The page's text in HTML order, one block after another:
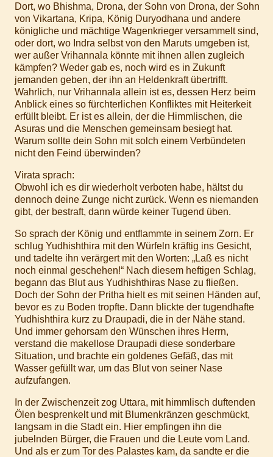
Dort, wo Bhishma, Drona, der Sohn von Drona, der Sohn
von Vikartana, Kripa, König Duryodhana und andere
königliche und mächtige Wagenkrieger versammelt sind,
oder dort, wo Indra selbst von den Maruts umgeben ist,
wer außer Vrihannala könnte mit ihnen allen zugleich
kämpfen? Weder gab es, noch wird es in Zukunft
jemanden geben, der ihn an Heldenkraft übertrifft.
Wahrlich, nur Vrihannala allein ist es, dessen Herz beim
Anblick eines so fürchterlichen Konfliktes mit Heiterkeit
erfüllt bleibt. Er ist es allein, der die Himmlischen, die
Asuras und die Menschen gemeinsam besiegt hat.
Warum sollte dein Sohn mit solch einem Verbündeten
nicht den Feind überwinden?
Virata sprach:
Obwohl ich es dir wiederholt verboten habe, hältst du
dennoch deine Zunge nicht zurück. Wenn es niemanden
gibt, der bestraft, dann würde keiner Tugend üben.
So sprach der König und entflammte in seinem Zorn. Er
schlug Yudhishthira mit den Würfeln kräftig ins Gesicht,
und tadelte ihn verärgert mit den Worten: „Laß es nicht
noch einmal geschehen!“ Nach diesem heftigen Schlag,
begann das Blut aus Yudhishthiras Nase zu fließen.
Doch der Sohn der Pritha hielt es mit seinen Händen auf,
bevor es zu Boden tropfte. Dann blickte der tugendhafte
Yudhishthira kurz zu Draupadi, die in der Nähe stand.
Und immer gehorsam den Wünschen ihres Herrn,
verstand die makellose Draupadi diese sonderbare
Situation, und brachte ein goldenes Gefäß, das mit
Wasser gefüllt war, um das Blut von seiner Nase
aufzufangen.
In der Zwischenzeit zog Uttara, mit himmlisch duftenden
Ölen besprenkelt und mit Blumenkränzen geschmückt,
langsam in die Stadt ein. Hier empfingen ihn die
jubelnden Bürger, die Frauen und die Leute vom Land.
Und als er zum Tor des Palastes kam, da sandte er die